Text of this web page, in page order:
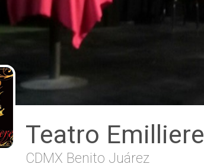
Teatro Emilliere
CDMX Benito Juárez